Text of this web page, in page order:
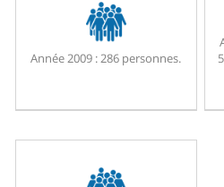
Année 2009 :286 personnes.